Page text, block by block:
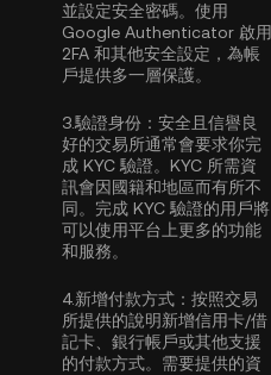
並設定安全密碼。使用
Google Authenticator 啟用
2FA 和其他安全設定，為帳
戶提供多一層保護。
3.驗證身份： 安全且信譽良
好的交易所通常會要求你完
成 KYC 驗證。KYC 所需資
訊會因國籍和地區而有所不
同。完成 KYC 驗證的用戶將
可以使用平台上更多的功能
和服務。
4.新增付款方式： 按照交易
所提供的說明新增信用卡/借
記卡、銀行帳戶或其他支援
的付款方式。需要提供的資